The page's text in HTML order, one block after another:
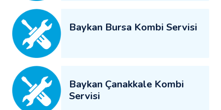
Baykan Bursa Kombi Servisi
Baykan Çanakkale Kombi
Servisi